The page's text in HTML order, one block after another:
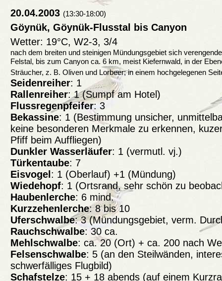
20.04.2003 (13:30-18:00)
Göynük, Göynük-Flusstal bis Canyon
Wetter: 19°C, W2-3, 3/4
nach dem breiten und steinigen Mündungsgebiet sich
Felstal, bis zum Canyon ca. 6 km, meist Kiefernwald, in der
Sträucher, z. B. Oliven und Lorbeer; in einem hochgelegenen
Seidenreiher: 1
Rallenreiher: 1 (Sumpf am Hotel)
Flussregenpfeifer: 3
Bekassine: 1 (Bestimmung unsicher,
keine besonderen Merkmale zu erkennen,
Pfiff beim Auffliegen)
Dunkler Wasserläufer: 1 (vermutl. vj.)
Türkentaube: 7
Eisvogel : 1 (Oberlauf) +1 (Mündung)
Wiedehopf: 1 (Ortsrand, sehr schön zu
Haubenlerche: 6 mind.
Kurzzehenlerche: 8 bis 10
Uferschwalbe: 3 (Mündungsgebiet, verm.
Rauchschwalbe: 30 ca.
Mehlschwalbe: ca. 20 (Ort) + ca. 200 nach
Felsenschwalbe: 5 (an den Steilwänden,
schwerfälliges Flugbild)
Schafstelze: 15 + 18 abends (auf einem